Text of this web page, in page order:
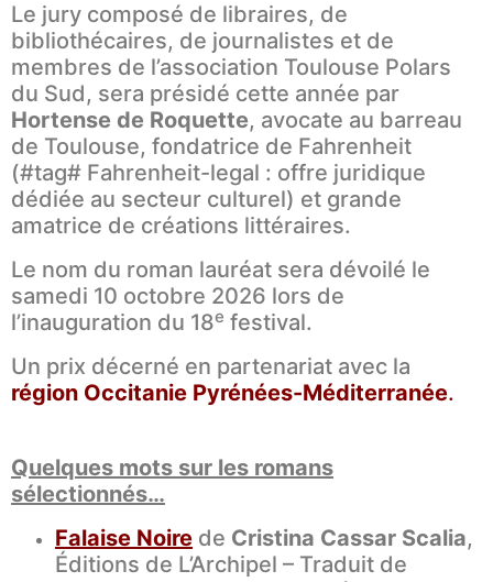
Le jury composé de libraires, de
bibliothécaires, de journalistes et de
membres de l’association Toulouse Polars
du Sud, sera présidé cette année par
Hortense de Roquette, avocate au barreau
de Toulouse, fondatrice de Fahrenheit
(#tag# Fahrenheit-legal : offre juridique
dédiée au secteur culturel) et grande
amatrice de créations littéraires.
Le nom du roman lauréat sera dévoilé le
samedi 10 octobre 2026 lors de
l’inauguration du 18e festival.
Un prix décerné en partenariat avec la
région Occitanie Pyrénées-Méditerranée.
Quelques mots sur les romans
sélectionnés…
Falaise Noire de Cristina Cassar Scalia,
Éditions de L’Archipel – Traduit de